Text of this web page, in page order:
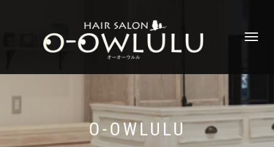
ナ
ー
シ
ン
切
替
O-OWLULU